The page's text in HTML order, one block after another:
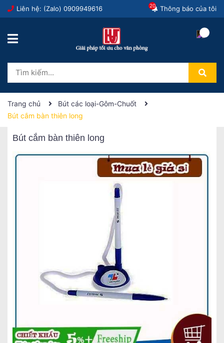
Liên hệ: (Zalo) 0909949616 Thông báo của tôi
20
Trang chủ
Bút các loại-Gôm-Chuốt
Bút cắm bàn thiên long
Bút cắm bàn thiên long